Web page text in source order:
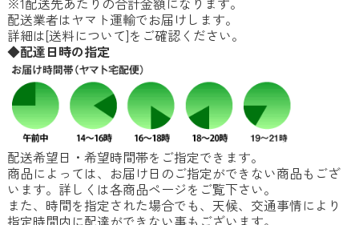
配送業者はヤマト運輸でお届けします。
詳細は[送料について]をご確認ください。
◆配達日時の指定
配送希望日・希望時間帯をご指定できます。
商品によっては、お届け日のご指定ができない商品もござ
います。詳しくは各商品ページをご覧下さい。
また、時間を指定された場合でも、天候、交通事情により
指定時間内に配達ができない事もございます。